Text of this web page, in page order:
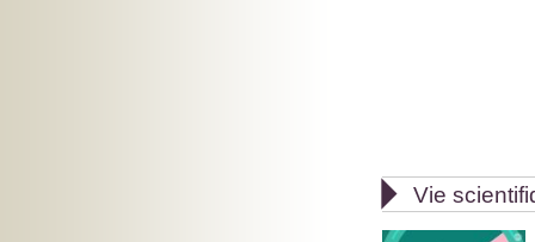
 Vie